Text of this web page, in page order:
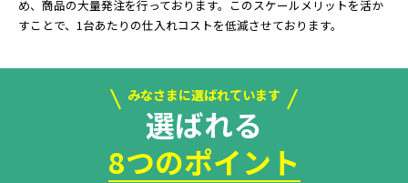
め、商品の大量発注を行っております。このスケールメリットを活か
すことで、1台あたりの仕入れコストを低減させております。
みなさまに選ばれています
選ばれる
8つのポイント